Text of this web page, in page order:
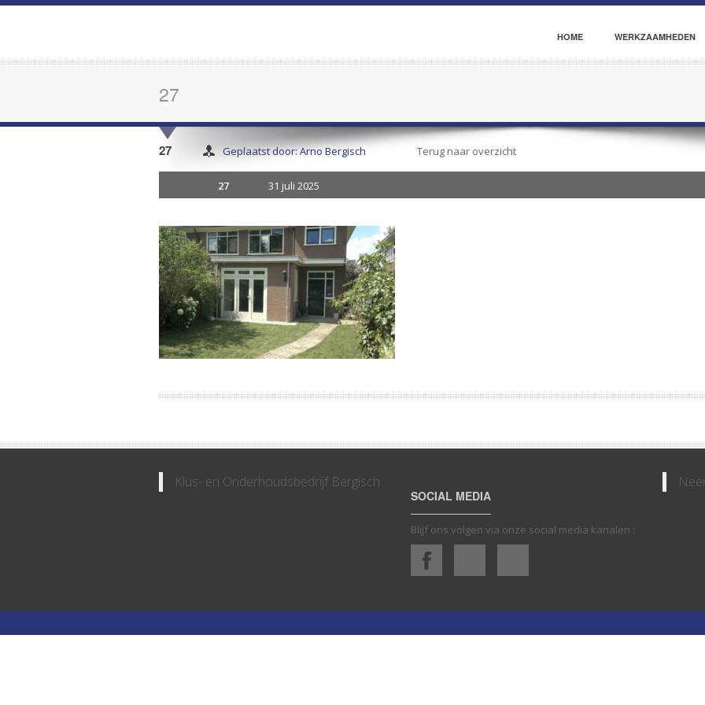
HOME WERKZAAMHEDEN
27
27 Geplaatst door: Arno Bergisch Terug naar overzicht
27 31 juli 2025
Klus- en Onderhoudsbedrijf Bergisch
SOCIAL MEDIA
Blijf ons volgen via onze social media kanalen :